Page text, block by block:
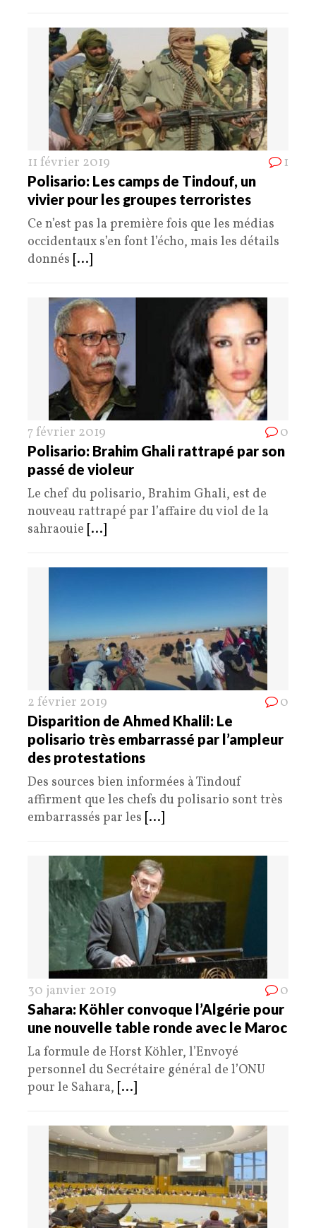
11 février 2019 1
Polisario: Les camps de Tindouf, un
vivier pour les groupes terroristes
Ce n’est pas la première fois que les médias
occidentaux s’en font l’écho, mais les détails
donnés [...]
7 février 2019 0
Polisario: Brahim Ghali rattrapé par son
passé de violeur
Le chef du polisario, Brahim Ghali, est de
nouveau rattrapé par l’affaire du viol de la
sahraouie [...]
2 février 2019 0
Disparition de Ahmed Khalil: Le
polisario très embarrassé par l’ampleur
des protestations
Des sources bien informées à Tindouf
affirment que les chefs du polisario sont très
embarrassés par les [...]
30 janvier 2019 0
Sahara: Köhler convoque l’Algérie pour
une nouvelle table ronde avec le Maroc
La formule de Horst Köhler, l’Envoyé
personnel du Secrétaire général de l’ONU
pour le Sahara, [...]